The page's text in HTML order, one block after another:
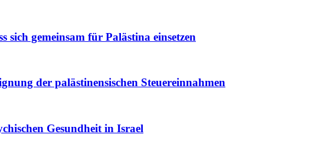
gemeinsam für Palästina einsetzen
der palästinensischen Steuereinnahmen
Gesundheit in Israel